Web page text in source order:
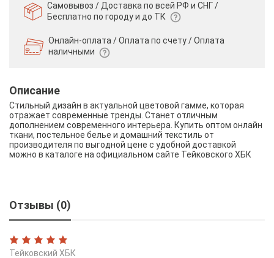
Самовывоз / Доставка по всей РФ и СНГ /
Бесплатно по городу и до ТК
Онлайн-оплата / Оплата по счету /Оплата
наличными
Описание
Стильный дизайн в актуальной цветовой гамме, которая
отражает современные тренды. Станет отличным
дополнением современного интерьера. Купить оптом онлайн
ткани, постельное белье и домашний текстиль от
производителя по выгодной цене с удобной доставкой
можно в каталоге на официальном сайте Тейковского ХБК
Отзывы (0)
Тейковский ХБК